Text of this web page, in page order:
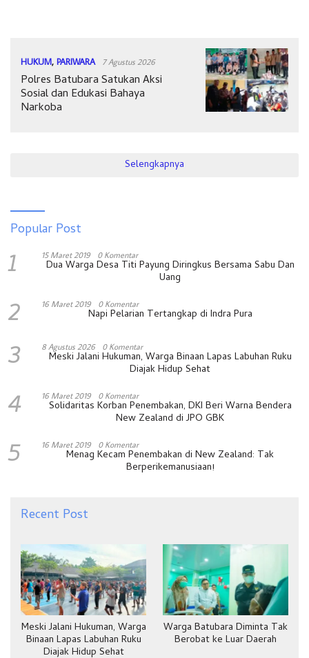
HUKUM, PARIWARA 7 Agustus 2026
Polres Batubara Satukan Aksi
Sosial dan Edukasi Bahaya
Narkoba
Selengkapnya
Popular Post
1 15 Maret 2019 0 Komentar
Dua Warga Desa Titi Payung Diringkus Bersama Sabu Dan
Uang
2 16 Maret 2019 0 Komentar
Napi Pelarian Tertangkap di Indra Pura
3 8 Agustus 2026 0 Komentar
Meski Jalani Hukuman, Warga Binaan Lapas Labuhan Ruku
Diajak Hidup Sehat
4 16 Maret 2019 0 Komentar
Solidaritas Korban Penembakan, DKI Beri Warna Bendera
New Zealand di JPO GBK
5 16 Maret 2019 0 Komentar
Menag Kecam Penembakan di New Zealand: Tak
Berperikemanusiaan!
Recent Post
Meski Jalani Hukuman, Warga
Binaan Lapas Labuhan Ruku
Diajak Hidup Sehat
Warga Batubara Diminta Tak
Berobat ke Luar Daerah